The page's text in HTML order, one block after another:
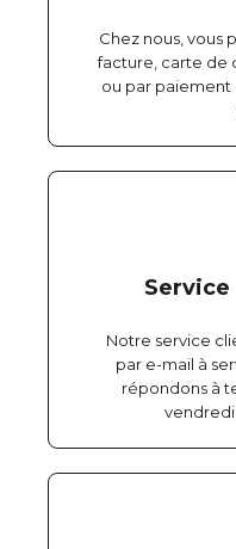
Chez nous, vous
facture, carte de
ou par paiement
Notre service
par e-mail à
répondons à
vendredi